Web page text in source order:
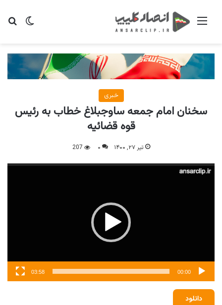
تغییر منو
خبری
سخنان امام جمعه ساوجبلاغ خطاب به رئیس
قوه قضائیه
تیر ۲۷, ۱۴۰۰ ۰ 207
نمایشگر
ویدیو
00:00
03:58
دانلود